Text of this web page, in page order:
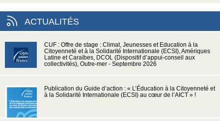
ACTUALITÉS
CUF : Offre de stage : Climat, Jeunesses et Education à la
Citoyenneté et à la Solidarité Internationale (ECSI), Amériques
Latine et Caraïbes, DCOL (Dispositif d’appui-conseil aux
collectivités), Outre-mer - Septembre 2026
Publication du Guide d’action : « L’Éducation à la Citoyenneté et
à la Solidarité Internationale (ECSI) au cœur de l’AICT » !